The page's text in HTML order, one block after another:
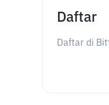
Daftar
Daftar di